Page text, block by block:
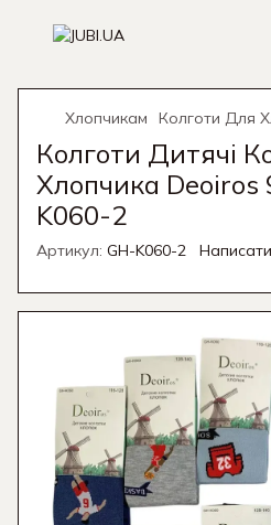
Хлопчикам Колготи Для
Колготи Дитячі
Хлопчика Deoiros
K060-2
Артикул: GH-K060-2